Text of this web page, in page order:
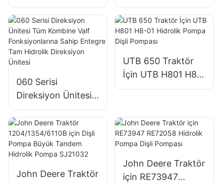
Ünitesi
060 Serisi
Direksiyon Ünitesi
Tüm Kombine Valf
Fonksiyonlarına
Sahip Entegre Tam
Hidrolik Direksiyon
UTB 650 Traktör
İçin UTB H801 H8-
01 Hidrolik Pompa
John Deere Traktör
John Deere Traktör
için RE73947